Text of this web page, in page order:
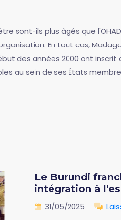
sont-ils plus âgés que
En tout cas,
des années 2000 ont inscrit
au sein de ses États
Le Burundi
intégration à
31/05/2025